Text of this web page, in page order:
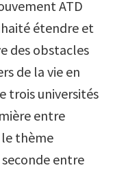
ATD
étendre et
des obstacles
de la vie en
trois universités
entre
thème
seconde entre